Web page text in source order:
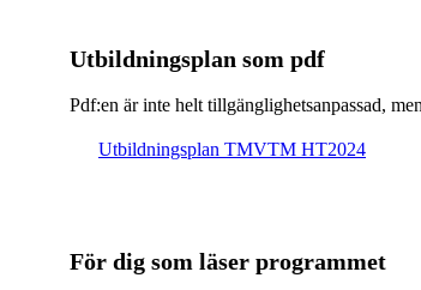
Ut­bild­nings­plan som pdf
Pdf:en är inte helt till­gäng­lig­hets­an­pas­sad,
Ut­bild­nings­plan TMVTM HT2024
För dig som läser programmet